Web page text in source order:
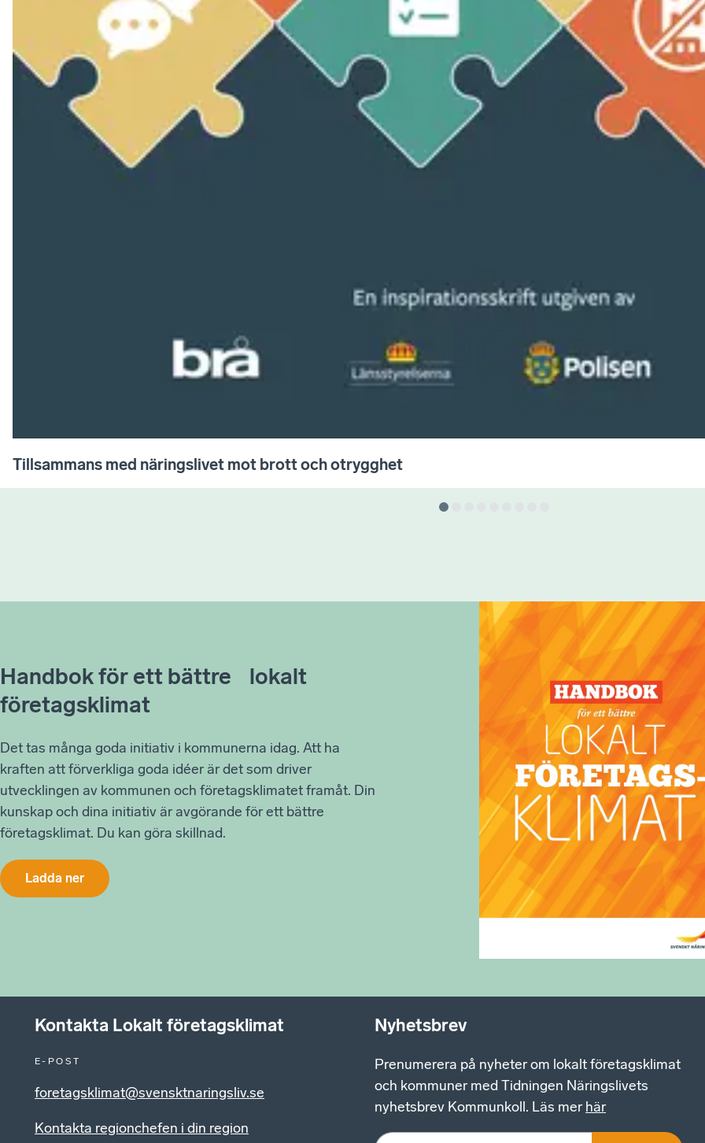
Tillsammans med näringslivet mot brott och otrygghet
Handbok för ett bättre lokalt
företagsklimat
Det tas många goda initiativ i kommunerna idag. Att ha
kraften att förverkliga goda idéer är det som driver
utvecklingen av kommunen och företagsklimatet framåt. Din
kunskap och dina initiativ är avgörande för ett bättre
företagsklimat. Du kan göra skillnad.
Ladda ner
Kontakta Lokalt företagsklimat
E-POST
foretagsklimat@svensktnaringsliv.se
Kontakta regionchefen i din region
Nyhetsbrev
Prenumerera på nyheter om lokalt företagsklimat
och kommuner med Tidningen Näringslivets
nyhetsbrev Kommunkoll. Läs mer här